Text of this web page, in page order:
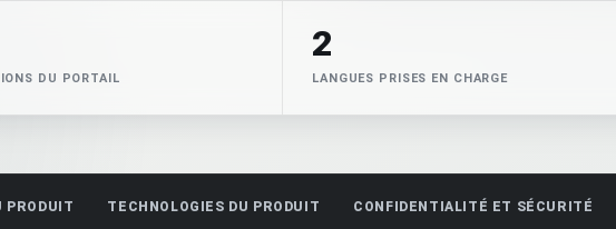
DU PORTAIL
2
LANGUES PRISES EN CHARGE
PRODUIT TECHNOLOGIES DU PRODUIT CONFIDENTIALITÉ ET SÉCURITÉ